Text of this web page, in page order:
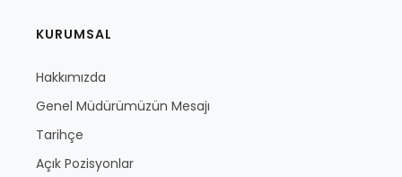
KURUMSAL
Hakkımızda
Genel Müdürümüzün Mesajı
Tarihçe
Açık Pozisyonlar